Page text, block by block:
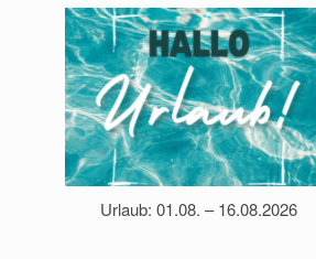
Urlaub: 01.08. – 16.08.2026